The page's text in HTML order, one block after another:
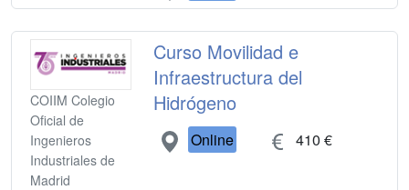
COIIM Colegio
Oficial de
Ingenieros
Industriales de
Madrid
Curso Movilidad e
Infraestructura del
Hidrógeno
Online 410 €